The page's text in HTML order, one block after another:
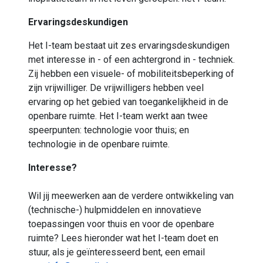
Ervaringsdeskundigen
Het I-team bestaat uit zes ervaringsdeskundigen
met interesse in - of een achtergrond in - techniek.
Zij hebben een visuele- of mobiliteitsbeperking of
zijn vrijwilliger. De vrijwilligers hebben veel
ervaring op het gebied van toegankelijkheid in de
openbare ruimte. Het I-team werkt aan twee
speerpunten: technologie voor thuis; en
technologie in de openbare ruimte.
Interesse?
Wil jij meewerken aan de verdere ontwikkeling van
(technische-) hulpmiddelen en innovatieve
toepassingen voor thuis en voor de openbare
ruimte? Lees hieronder wat het I-team doet en
stuur, als je geïnteresseerd bent, een email